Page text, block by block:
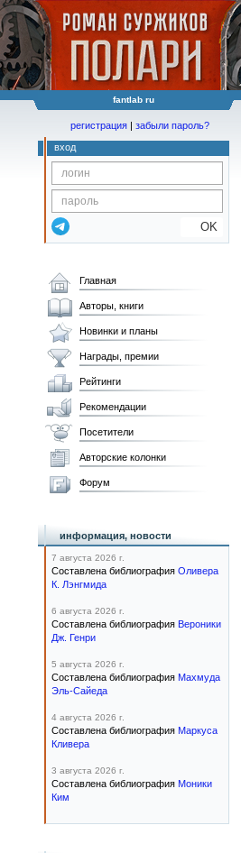
fantlab ru
регистрация | забыли пароль?
вход
OK
Главная
Авторы, книги
Новинки и планы
Награды, премии
Рейтинги
Рекомендации
Посетители
Авторские колонки
Форум
информация, новости
7 августа 2026 г.
Составлена библиография Оливера
К. Лэнгмида
6 августа 2026 г.
Составлена библиография Вероники
Дж. Генри
5 августа 2026 г.
Составлена библиография Махмуда
Эль-Сайеда
4 августа 2026 г.
Составлена библиография Маркуса
Кливера
3 августа 2026 г.
Составлена библиография Моники
Ким